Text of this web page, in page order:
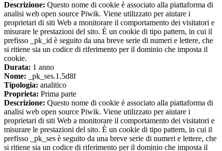
Descrizione: Questo nome di cookie è associato alla piattaforma di
analisi web open source Piwik. Viene utilizzato per aiutare i
proprietari di siti Web a monitorare il comportamento dei visitatori e
misurare le prestazioni del sito. È un cookie di tipo pattern, in cui il
prefisso _pk_id è seguito da una breve serie di numeri e lettere, che
si ritiene sia un codice di riferimento per il dominio che imposta il
cookie.
Durata: 1 anno
Nome: _pk_ses.1.5d8f
Tipologia: analitico
Proprieta: Prima parte
Descrizione: Questo nome di cookie è associato alla piattaforma di
analisi web open source Piwik. Viene utilizzato per aiutare i
proprietari di siti Web a monitorare il comportamento dei visitatori e
misurare le prestazioni del sito. È un cookie di tipo pattern, in cui il
prefisso _pk_ses è seguito da una breve serie di numeri e lettere, che
si ritiene sia un codice di riferimento per il dominio che imposta il